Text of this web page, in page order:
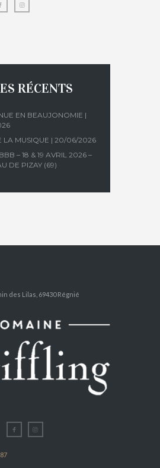
RÉCENTS
EN BEAUJONOMIE |
LA MUSIQUE | 20/06/2026
– 18 & 19 AVRIL 2026 –
DE PIZAY (69)
des Lilas, 69430 Régnié